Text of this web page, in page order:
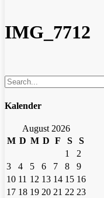
IMG_7712
Kalender
August 2026
M D M D F S
S
1
2
3
4 5 6 7 8
9
10 11 12 13 14 15 16
17 18 19 20 21 22 23